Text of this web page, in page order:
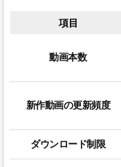
項目
動画本数
新作動画の更新頻度
ダウンロード制限